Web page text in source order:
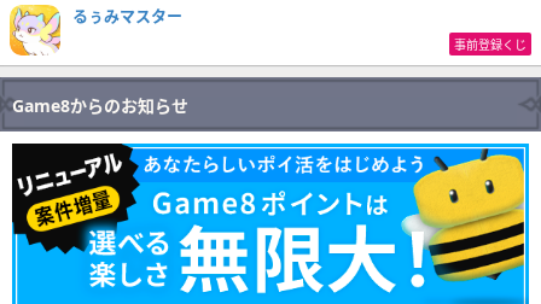
るぅみマスター
事前登録くじ
Game8からのお知らせ